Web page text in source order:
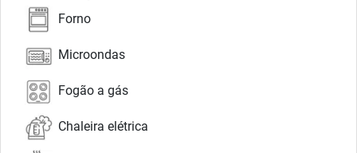
Forno
Microondas
Fogão a gás
Chaleira elétrica